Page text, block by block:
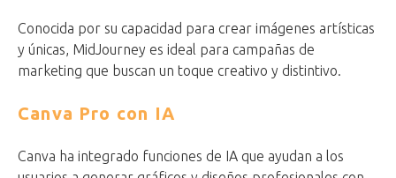
Conocida por su capacidad para crear imágenes artísticas
y únicas, MidJourney es ideal para campañas de
marketing que buscan un toque creativo y distintivo.
Canva Pro con IA
Canva ha integrado funciones de IA que ayudan a los